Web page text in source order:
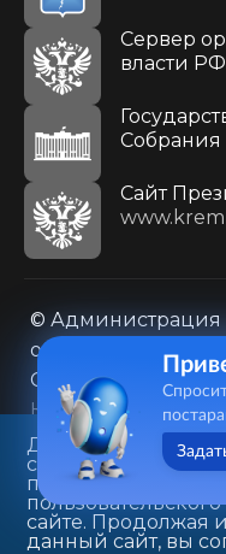
Сервер
власти РФ
Cайт
© Администрация
образования
Саратов»
Контакты
Карта
Политика в
персональных
410031, г. Саратов,
+7(8452)26-02-49
Данный веб-сайт
cookie-файлы в
предоставления
сайте. Продолжая
данный сайт, вы